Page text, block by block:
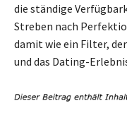
die ständige
Streben nach
damit wie ein Filter,
und das Dating-